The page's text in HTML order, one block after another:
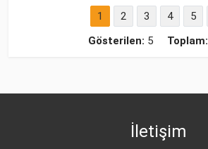
1 2 3 4 5
Gösterilen: 5 Toplam:
İletişim